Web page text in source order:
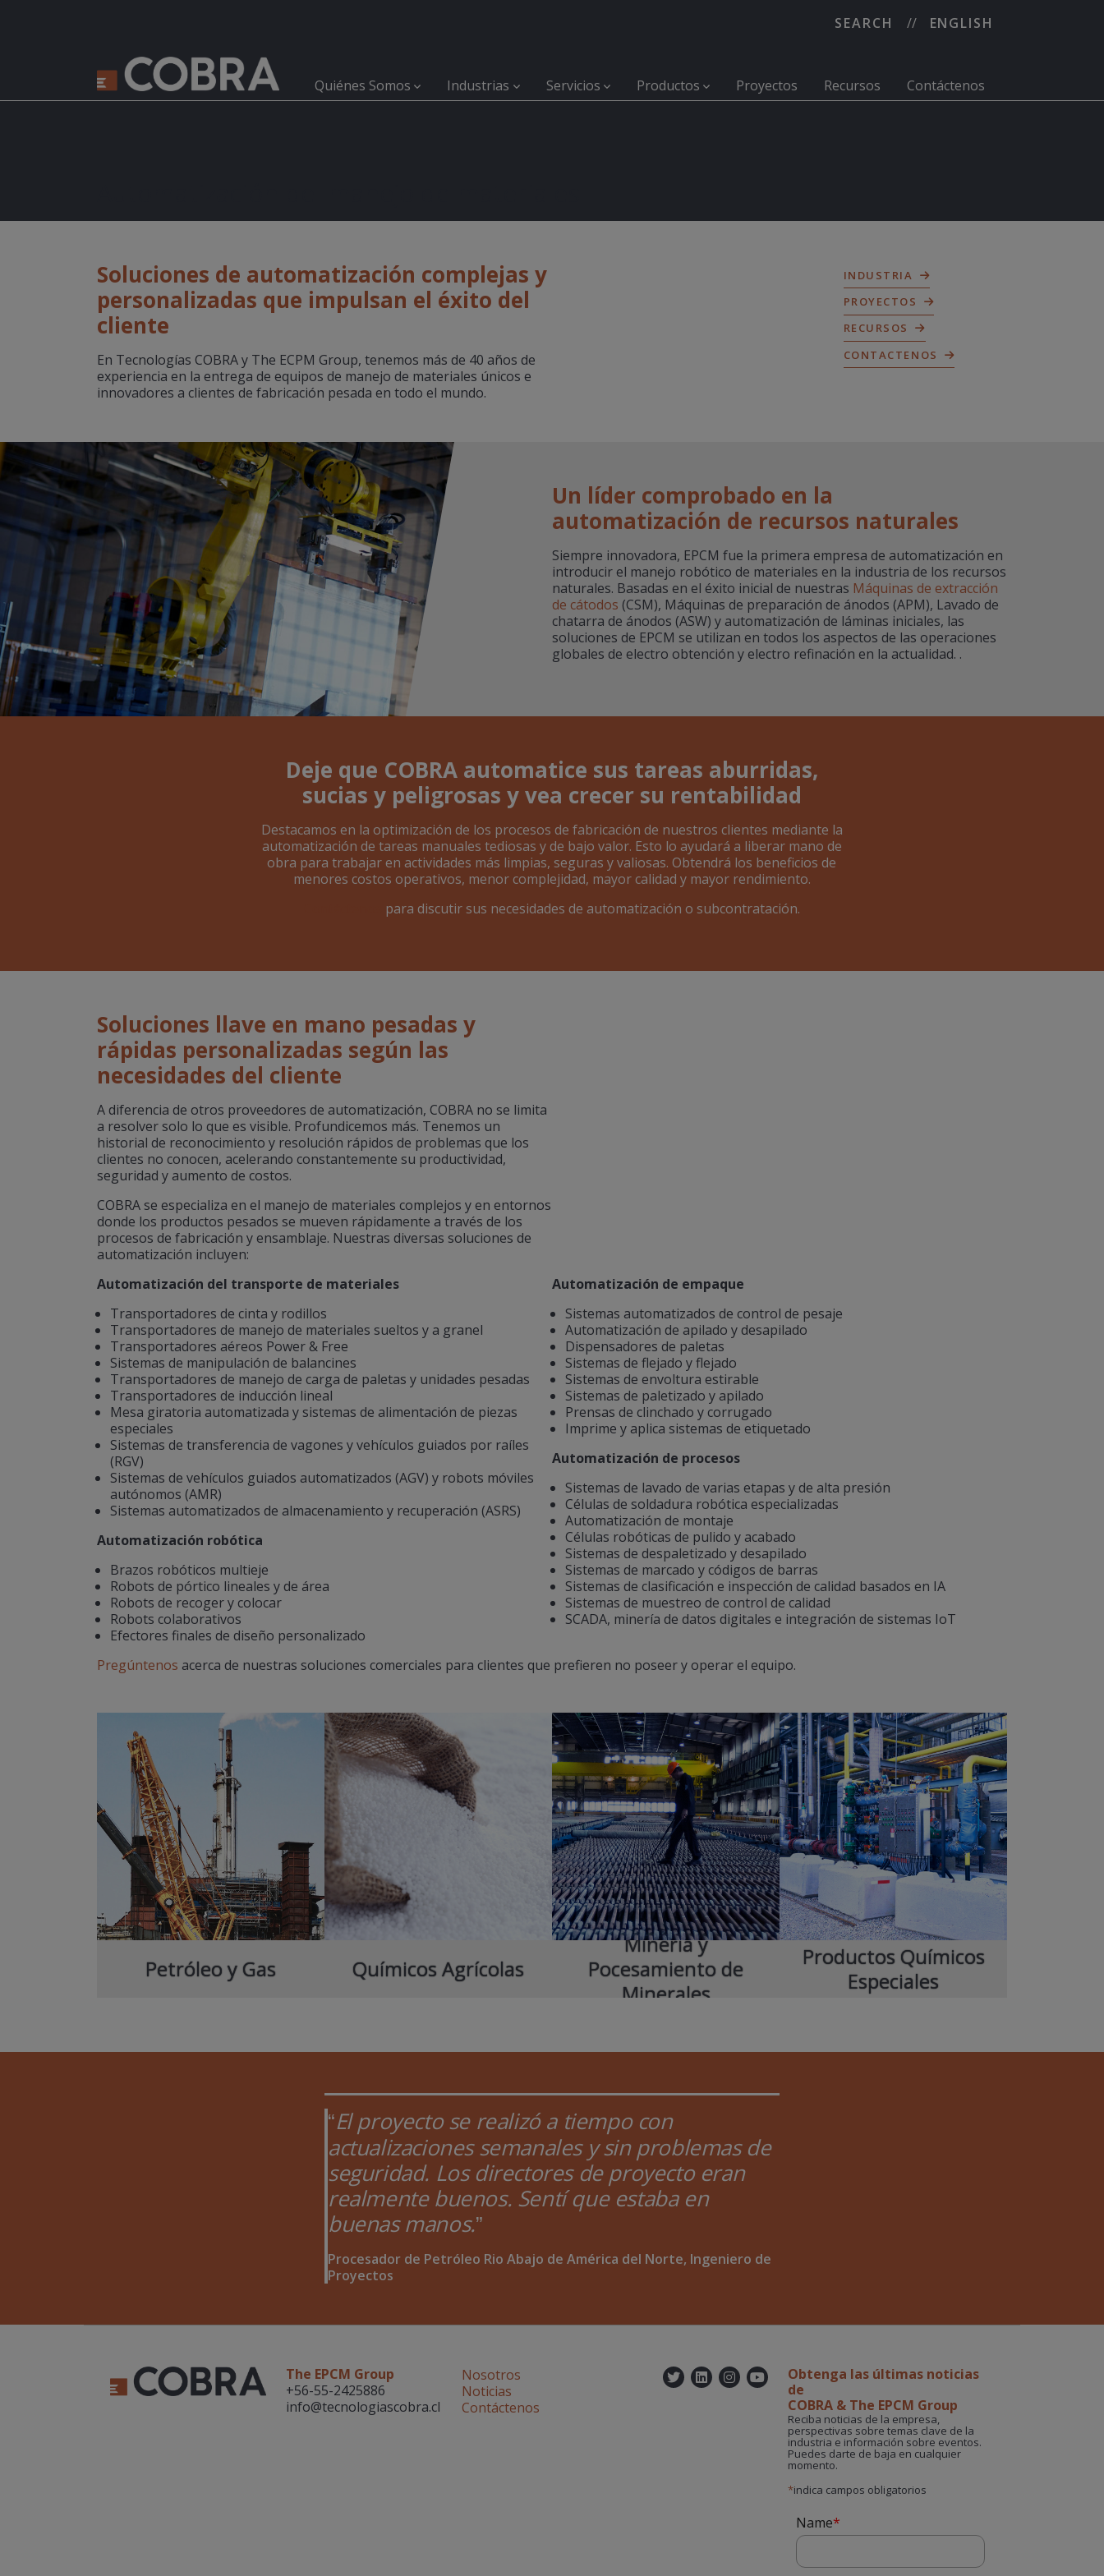
SEARCH ENGLISH
Quiénes Somos Industrias Servicios Productos Proyectos Recursos Contáctenos
Soluciones de automatización complejas y
personalizadas que impulsan el éxito del
cliente
En Tecnologías COBRA y The ECPM Group, tenemos más de 40 años de
experiencia en la entrega de equipos de manejo de materiales únicos e
innovadores a clientes de fabricación pesada en todo el mundo.
INDUSTRIA
PROYECTOS
RECURSOS
CONTACTENOS
Un líder comprobado en la
automatización de recursos naturales
Siempre innovadora, EPCM fue la primera empresa de automatización en
introducir el manejo robótico de materiales en la industria de los recursos
naturales. Basadas en el éxito inicial de nuestras Máquinas de extracción
de cátodos (CSM), Máquinas de preparación de ánodos (APM), Lavado de
chatarra de ánodos (ASW) y automatización de láminas iniciales, las
soluciones de EPCM se utilizan en todos los aspectos de las operaciones
globales de electro obtención y electro refinación en la actualidad. .
Deje que COBRA automatice sus tareas aburridas,
sucias y peligrosas y vea crecer su rentabilidad
Destacamos en la optimización de los procesos de fabricación de nuestros clientes mediante la
automatización de tareas manuales tediosas y de bajo valor. Esto lo ayudará a liberar mano de
obra para trabajar en actividades más limpias, seguras y valiosas. Obtendrá los beneficios de
menores costos operativos, menor complejidad, mayor calidad y mayor rendimiento.
para discutir sus necesidades de automatización o subcontratación.
Soluciones llave en mano pesadas y
rápidas personalizadas según las
necesidades del cliente
A diferencia de otros proveedores de automatización, COBRA no se limita
a resolver solo lo que es visible. Profundicemos más. Tenemos un
historial de reconocimiento y resolución rápidos de problemas que los
clientes no conocen, acelerando constantemente su productividad,
seguridad y aumento de costos.
COBRA se especializa en el manejo de materiales complejos y en entornos
donde los productos pesados se mueven rápidamente a través de los
procesos de fabricación y ensamblaje. Nuestras diversas soluciones de
automatización incluyen:
Automatización del transporte de materiales
Transportadores de cinta y rodillos
Transportadores de manejo de materiales sueltos y a granel
Transportadores aéreos Power & Free
Sistemas de manipulación de balancines
Transportadores de manejo de carga de paletas y unidades pesadas
Transportadores de inducción lineal
Mesa giratoria automatizada y sistemas de alimentación de piezas
especiales
Sistemas de transferencia de vagones y vehículos guiados por raíles
(RGV)
Sistemas de vehículos guiados automatizados (AGV) y robots móviles
autónomos (AMR)
Sistemas automatizados de almacenamiento y recuperación (ASRS)
Automatización robótica
Brazos robóticos multieje
Robots de pórtico lineales y de área
Robots de recoger y colocar
Robots colaborativos
Efectores finales de diseño personalizado
Automatización de empaque
Sistemas automatizados de control de pesaje
Automatización de apilado y desapilado
Dispensadores de paletas
Sistemas de flejado y flejado
Sistemas de envoltura estirable
Sistemas de paletizado y apilado
Prensas de clinchado y corrugado
Imprime y aplica sistemas de etiquetado
Automatización de procesos
Sistemas de lavado de varias etapas y de alta presión
Células de soldadura robótica especializadas
Automatización de montaje
Células robóticas de pulido y acabado
Sistemas de despaletizado y desapilado
Sistemas de marcado y códigos de barras
Sistemas de clasificación e inspección de calidad basados ​​en IA
Sistemas de muestreo de control de calidad
SCADA, minería de datos digitales e integración de sistemas IoT
Pregúntenos acerca de nuestras soluciones comerciales para clientes que prefieren no poseer y operar el equipo.
Petróleo y Gas Químicos Agrícolas
Minería y
Pocesamiento de
Minerales
Productos Químicos
Especiales
El proyecto se realizó a tiempo con
actualizaciones semanales y sin problemas de
seguridad. Los directores de proyecto eran
realmente buenos. Sentí que estaba en
buenas manos.
Procesador de Petróleo Rio Abajo de América del Norte, Ingeniero de
Proyectos
The EPCM Group
+56-55-2425886
info@tecnologiascobra.cl
Nosotros
Noticias
Contáctenos
Twitter
Linkedin
Instagram
YouTube
Obtenga las últimas noticias
de
COBRA & The EPCM Group
Reciba noticias de la empresa,
perspectivas sobre temas clave de la
industria e información sobre eventos.
Puedes darte de baja en cualquier
momento.
*indica campos obligatorios
Name*